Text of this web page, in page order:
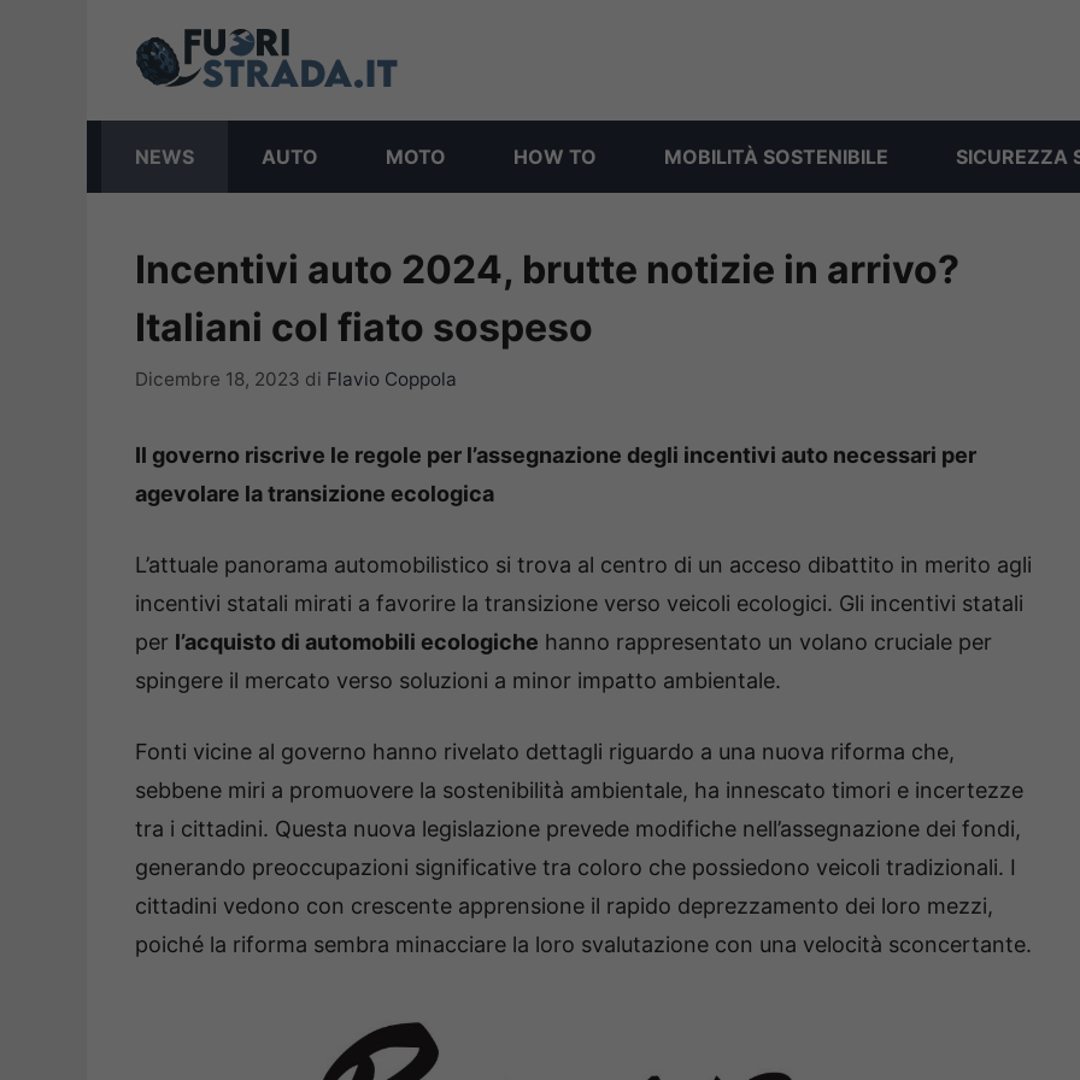
NEWS AUTO MOTO HOW TO MOBILITÀ SOSTENIBILE SICUREZZA
Incentivi auto 2024, brutte notizie in arrivo?
Italiani col fiato sospeso
Dicembre 18, 2023 di Flavio Coppola
Il governo riscrive le regole per l’assegnazione degli incentivi auto necessari per
agevolare la transizione ecologica
L’attuale panorama automobilistico si trova al centro di un acceso dibattito in merito agli
incentivi statali mirati a favorire la transizione verso veicoli ecologici. Gli incentivi statali
per l’acquisto di automobili ecologiche hanno rappresentato un volano cruciale per
spingere il mercato verso soluzioni a minor impatto ambientale.
Fonti vicine al governo hanno rivelato dettagli riguardo a una nuova riforma che,
sebbene miri a promuovere la sostenibilità ambientale, ha innescato timori e incertezze
tra i cittadini. Questa nuova legislazione prevede modifiche nell’assegnazione dei fondi,
generando preoccupazioni significative tra coloro che possiedono veicoli tradizionali. I
cittadini vedono con crescente apprensione il rapido deprezzamento dei loro mezzi,
poiché la riforma sembra minacciare la loro svalutazione con una velocità sconcertante.